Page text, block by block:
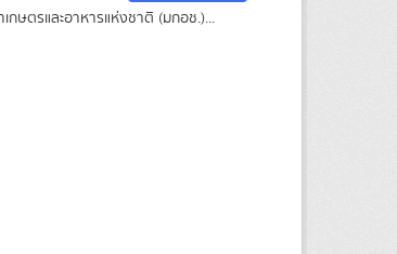
กษตรและอาหารแห่งชาติ (มกอช.)...